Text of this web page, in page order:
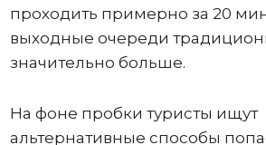
проходить примерно за 20
выходные очереди
значительно больше.
На фоне пробки туристы ищут
альтернативные способы